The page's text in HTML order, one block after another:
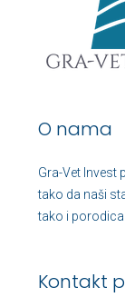
O nama
Gra-Vet Invest
tako da naši
tako i
Kontakt